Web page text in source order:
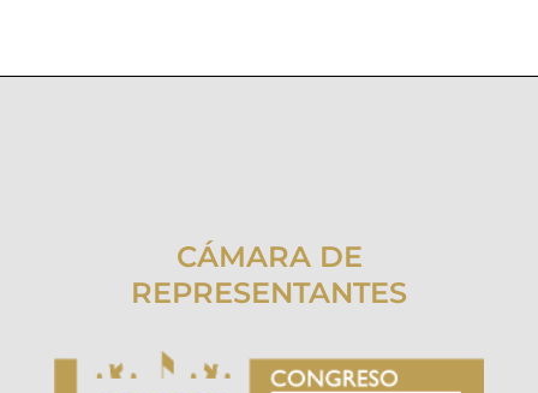
CÁMARA DE
REPRESENTANTES